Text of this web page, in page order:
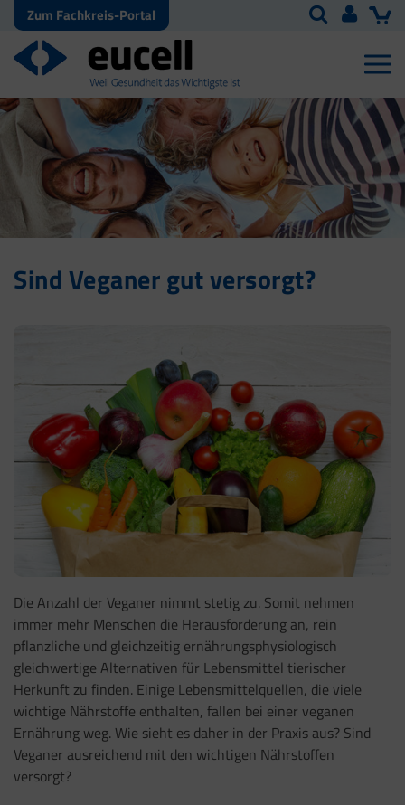
Zum Fachkreis-Portal
Sind Veganer gut versorgt?
Die Anzahl der Veganer nimmt stetig zu. Somit nehmen
immer mehr Menschen die Herausforderung an, rein
pflanzliche und gleichzeitig ernährungsphysiologisch
gleichwertige Alternativen für Lebensmittel tierischer
Herkunft zu finden. Einige Lebensmittelquellen, die viele
wichtige Nährstoffe enthalten, fallen bei einer veganen
Ernährung weg. Wie sieht es daher in der Praxis aus? Sind
Veganer ausreichend mit den wichtigen Nährstoffen
versorgt?